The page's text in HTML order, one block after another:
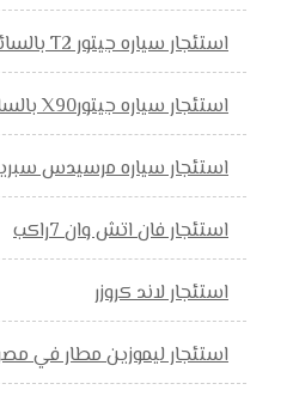
استئجار سياره جيتور T2 بالسائق
استئجار سياره جيتورX90 بالسائق
استئجار سياره مرسيدس
استئجار فان اتش وان 7راكب
استئجار لاند كروزر
استئجار ليموزين مطار في